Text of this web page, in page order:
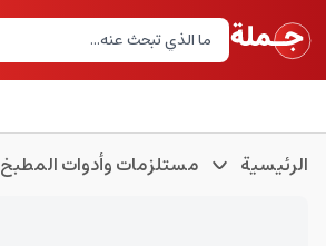
الرئيسية مستلزمات وأدوات المطبخ